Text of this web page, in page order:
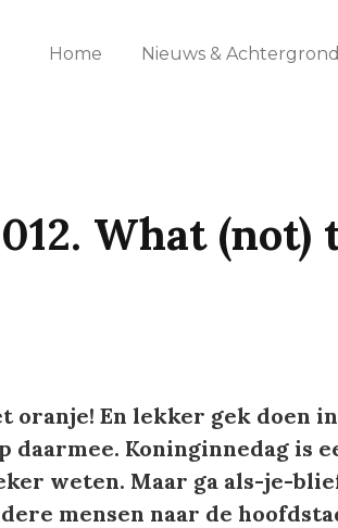
Home Nieuws & Achtergrond
What (not)
oranje! En lekker gek doen in
daarmee. Koninginnedag is
weten. Maar ga als-je-
mensen naar de